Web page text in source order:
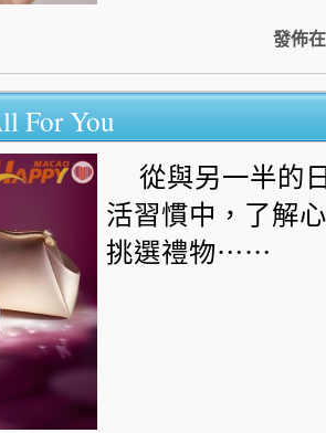
發佈在
For You
從與另一半的
活習慣中，了解
挑選禮物⋯⋯